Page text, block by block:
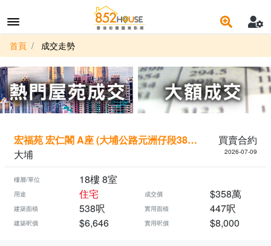
首頁 成交走勢
宏福苑 宏仁閣 A座 (大埔公路元洲仔段3821號)
買賣合約
大埔
2026-07-09
樓層/單位 18樓 8室
用途 住宅 成交價 $358萬
建築面積 538呎 實用面積 447呎
建築呎價 $6,646 實用呎價 $8,000